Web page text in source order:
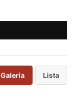
Galeria Lista